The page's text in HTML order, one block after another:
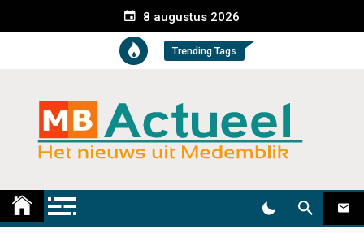
e
t
8 augustus 2026
Trending Tags
Medemblik Actueel